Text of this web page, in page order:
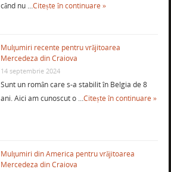
când nu …Citește în continuare »
Mulţumiri recente pentru vrăjitoarea
Mercedeza din Craiova
14 septembrie 2024
Sunt un român care s-a stabilit în Belgia de 8
ani. Aici am cunoscut o …Citește în continuare »
Mulţumiri din America pentru vrăjitoarea
Mercedeza din Craiova